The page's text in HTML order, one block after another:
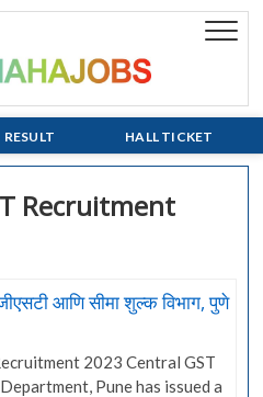
RESULT HALL TICKET
Recruitment
आणि सीमा शुल्क विभाग, पुणे
2023 Central GST
Pune has issued a